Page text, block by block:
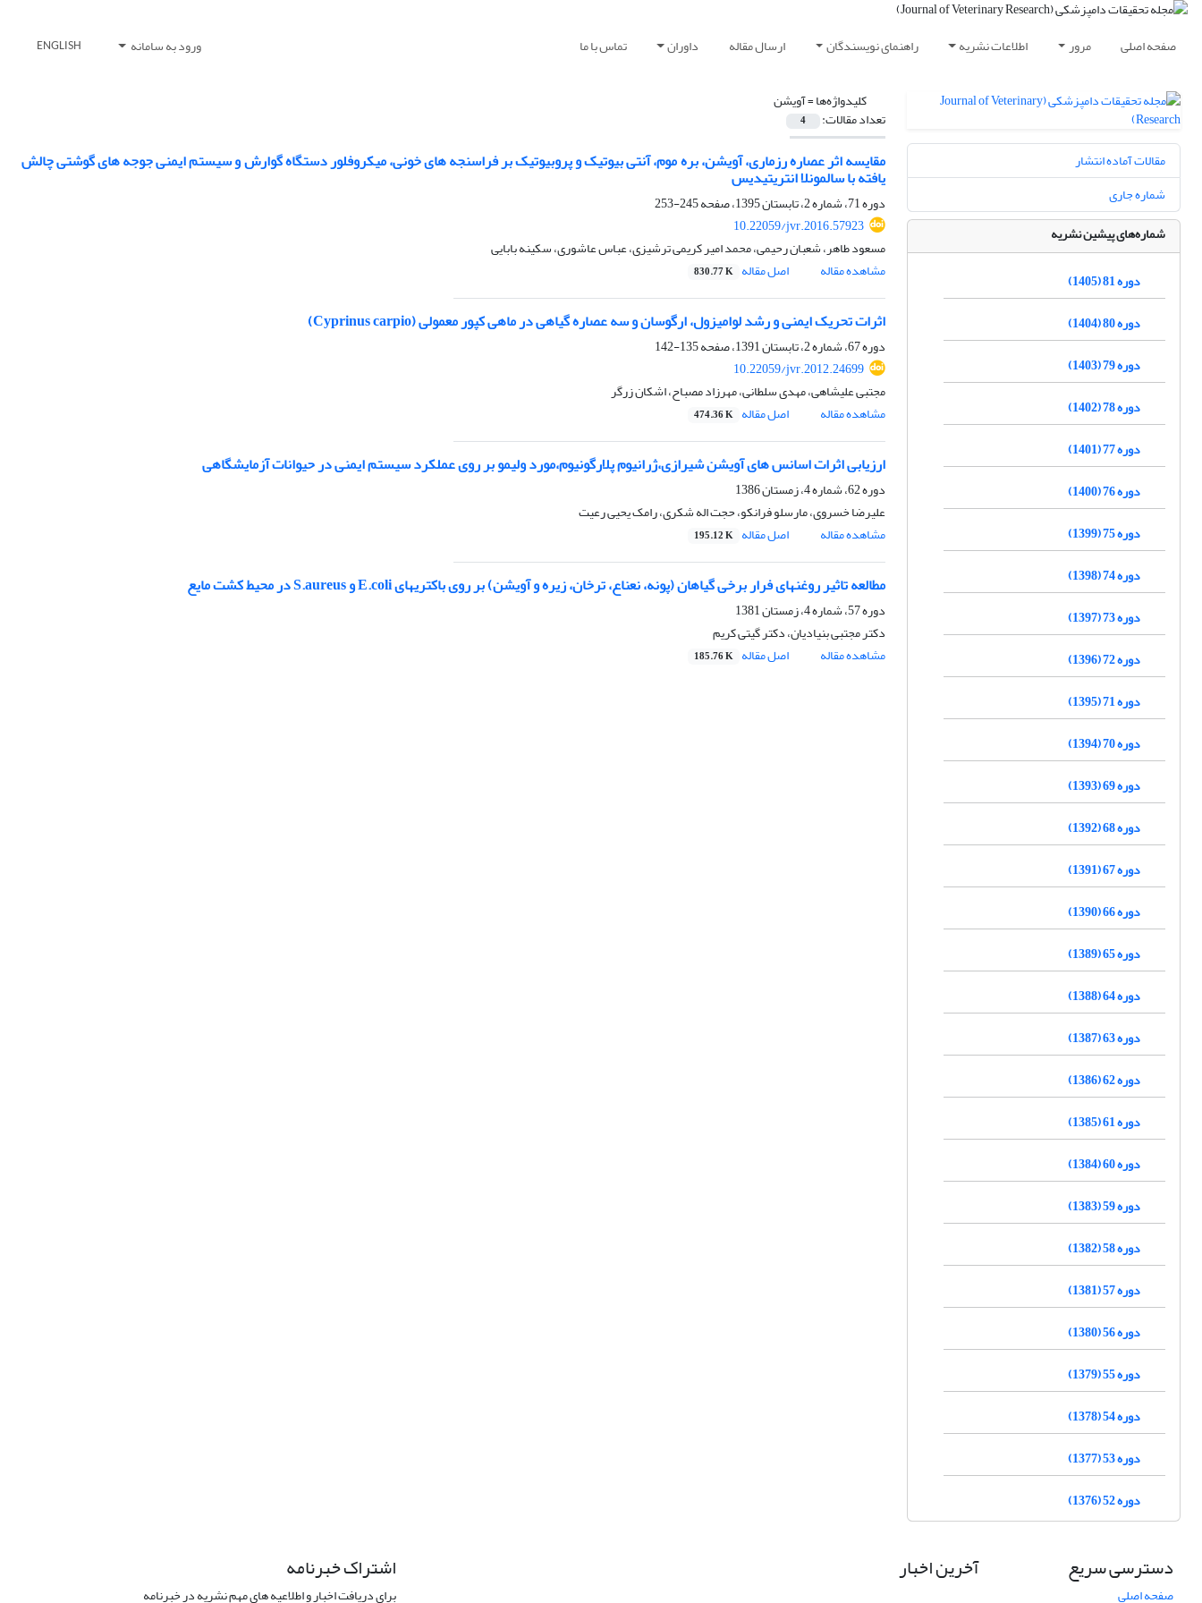
صفحه اصلی مرور اطلاعات نشریه راهنمای نویسندگان ارسال مقاله داوران تماس با ما ورود به سامانه ENGLISH
کلیدواژه‌ها =آویشن
تعداد مقالات: 4
مقایسه اثر عصاره رزماری، آویشن، بره موم، آنتی بیوتیک و پروبیوتیک بر فراسنجه های خونی، میکروفلور دستگاه گوارش و سیستم ایمنی جوجه های گوشتی چالش
یافته با سالمونلا انتریتیدیس
دوره 71، شماره 2، تابستان 1395، صفحه
245-253
10.22059/jvr.2016.57923
مسعود طاهر، شعبان رحیمی، محمد امیر کریمی ترشیزی، عباس عاشوری، سکینه بابایی
مشاهده مقاله
اصل مقاله 830.77 K
اثرات تحریک ایمنی و رشد لوامیزول، ارگوسان و سه عصاره گیاهی در ماهی کپور معمولی (‌‌Cyprinus carpio)
دوره 67، شماره 2، تابستان 1391، صفحه
135-142
10.22059/jvr.2012.24699
مجتبی علیشاهی، مهدی سلطانی، مهرزاد مصباح، اشکان زرگر
مشاهده مقاله
اصل مقاله 474.36 K
ارزیابی اثرات اسانس های آویشن شیرازی،ژرانیوم پلارگونیوم،مورد ولیمو بر روی عملکرد سیستم ایمنی در حیوانات آزمایشگاهی
دوره 62، شماره 4، زمستان 1386
علیرضا خسروی، مارسلو فرانکو، حجت اله شکری، رامک یحیی رعیت
مشاهده مقاله
اصل مقاله 195.12 K
مطالعه تاثیر روغنهای فرار برخی گیاهان (پونه، نعناع، ترخان، زیره و آویشن) بر روی باکتریهای E.coli و S.aureus در محیط کشت مایع
دوره 57، شماره 4، زمستان 1381
دکتر مجتبی بنیادیان، دکتر گیتی کریم
مشاهده مقاله
اصل مقاله 185.76 K
مقالات آماده انتشار
شماره جاری
شماره‌های پیشین نشریه
دوره 81 (1405)
دوره 80 (1404)
دوره 79 (1403)
دوره 78 (1402)
دوره 77 (1401)
دوره 76 (1400)
دوره 75 (1399)
دوره 74 (1398)
دوره 73 (1397)
دوره 72 (1396)
دوره 71 (1395)
دوره 70 (1394)
دوره 69 (1393)
دوره 68 (1392)
دوره 67 (1391)
دوره 66 (1390)
دوره 65 (1389)
دوره 64 (1388)
دوره 63 (1387)
دوره 62 (1386)
دوره 61 (1385)
دوره 60 (1384)
دوره 59 (1383)
دوره 58 (1382)
دوره 57 (1381)
دوره 56 (1380)
دوره 55 (1379)
دوره 54 (1378)
دوره 53 (1377)
دوره 52 (1376)
دسترسی سریع
صفحه اصلی
آخرین اخبار اشتراک خبرنامه
برای دریافت اخبار و اطلاعیه های مهم نشریه در خبرنامه